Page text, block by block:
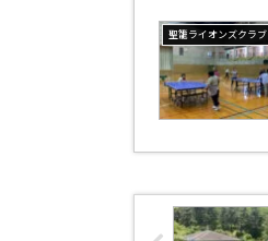
聖籠ライオンズクラブ